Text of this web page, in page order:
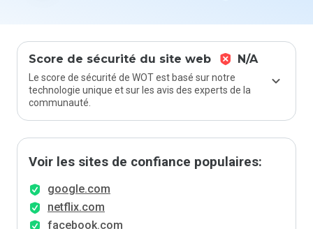
Score de sécurité du site web N/A
Le score de sécurité de WOT est basé sur notre
technologie unique et sur les avis des experts de la
communauté.
Voir les sites de confiance populaires:
google.com
netflix.com
facebook.com